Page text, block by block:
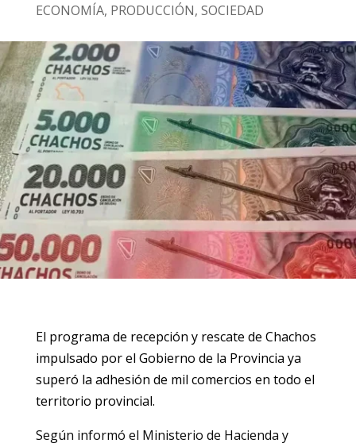
ECONOMÍA, PRODUCCIÓN, SOCIEDAD
El programa de recepción y rescate de Chachos
impulsado por el Gobierno de la Provincia ya
superó la adhesión de mil comercios en todo el
territorio provincial.
Según informó el Ministerio de Hacienda y